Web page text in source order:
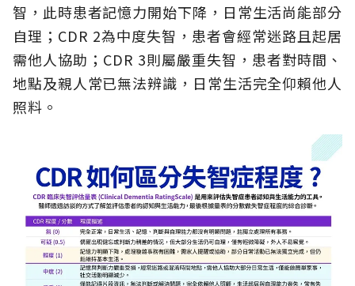
智，此時患者記憶力開始下降，日常生活尚能部分
自理；CDR 2為中度失智，患者會經常迷路且起居
需他人協助；CDR 3則屬嚴重失智，患者對時間、
地點及親人常已無法辨識，日常生活完全仰賴他人
照料。